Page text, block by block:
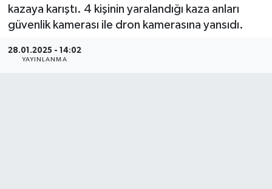
kazaya karıştı. 4 kişinin yaralandığı kaza anları
güvenlik kamerası ile dron kamerasına yansıdı.
28.01.2025 - 14:02
YAYINLANMA
MAGAZİN
KÜLTÜR SANAT
Son Dakika Haberleri
Haber Arşivi